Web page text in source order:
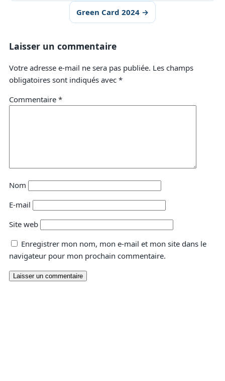
Green Card 2024 →
Laisser un commentaire
Votre adresse e-mail ne sera pas publiée. Les champs
obligatoires sont indiqués avec *
Commentaire *
Nom
E-mail
Site web
Enregistrer mon nom, mon e-mail et mon site dans le
navigateur pour mon prochain commentaire.